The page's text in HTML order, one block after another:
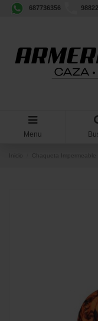
687736356
Menu
Chaqueta Impermeable